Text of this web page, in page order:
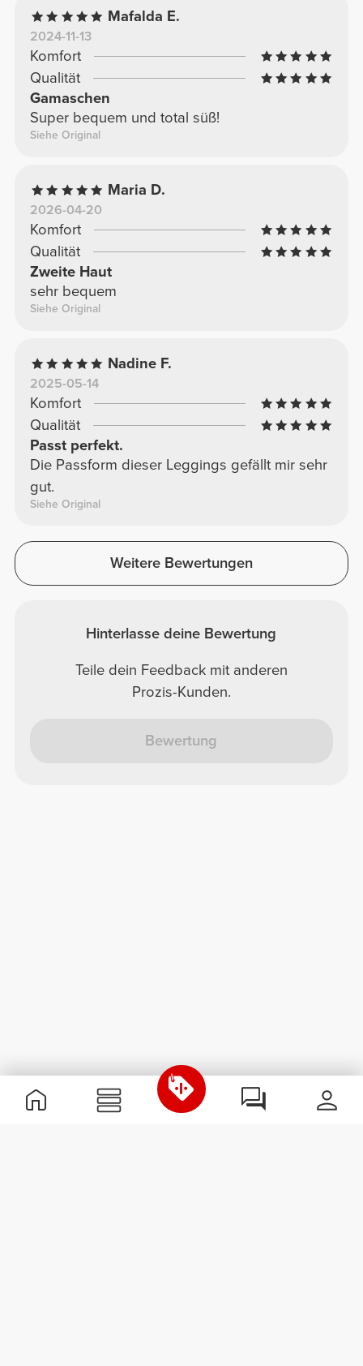
Mafalda E.
2024-11-13
Komfort
Qualität
Gamaschen
Super bequem und total süß!
Siehe Original
Maria D.
2026-04-20
Komfort
Qualität
Zweite Haut
sehr bequem
Siehe Original
Nadine F.
2025-05-14
Komfort
Qualität
Passt perfekt.
Die Passform dieser Leggings gefällt mir sehr
gut.
Siehe Original
Weitere Bewertungen
Hinterlasse deine Bewertung
Teile dein Feedback mit anderen
Prozis-Kunden.
Bewertung